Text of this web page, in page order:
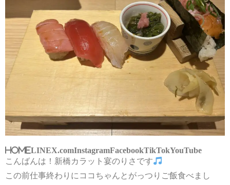
HOMELINEX.comInstagramFacebookTikTokYouTube
こんばんは！新橋カラット宴のりさです
この前仕事終わりにココちゃんとがっつりご飯食べまし